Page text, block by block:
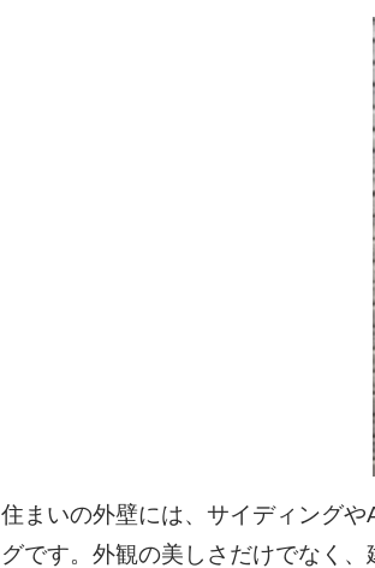
住まいの外壁には、サイディング
グです。外観の美しさだけでなく